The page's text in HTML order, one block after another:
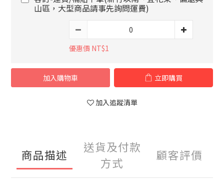
山區，大型商品請事先詢問運費)
優惠價 NT$1
加入購物車 立即購買
加入追蹤清單
商品描述
送貨及付款
方式
顧客評價